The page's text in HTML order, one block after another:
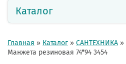
Каталог
Главная » Каталог » САНТЕХНИКА »
Манжета резиновая 74*94 3454